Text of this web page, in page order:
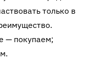
только в
— покупаем;